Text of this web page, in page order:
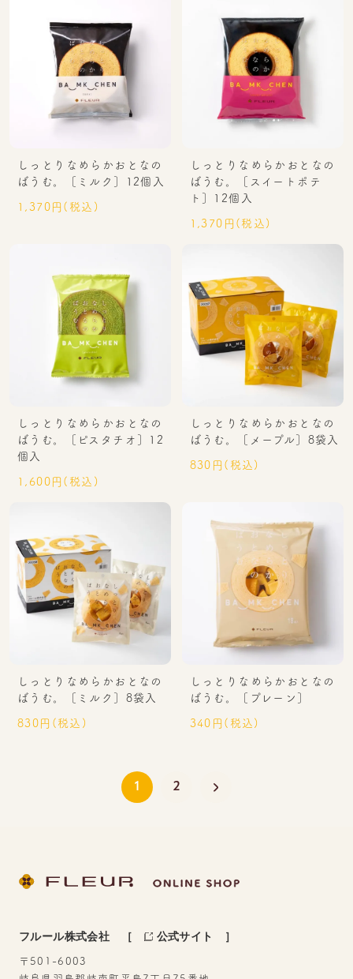
しっとりなめらかおとなの
ばうむ。［ミルク］12個入
1,370円(税込)
しっとりなめらかおとなの
ばうむ。［スイートポテ
ト］12個入
1,370円(税込)
しっとりなめらかおとなの
ばうむ。［ピスタチオ］12
個入
1,600円(税込)
しっとりなめらかおとなの
ばうむ。［メープル］8袋入
830円(税込)
しっとりなめらかおとなの
ばうむ。［ミルク］8袋入
830円(税込)
しっとりなめらかおとなの
ばうむ。［プレーン］
340円(税込)
1 2
フルール株式会社 ［ 公式サイト ］
〒501-6003